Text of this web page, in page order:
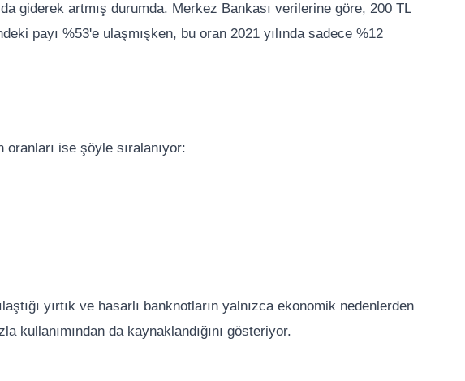
giderek artmış durumda. Merkez Bankası verilerine göre, 200 TL
payı %53'e ulaşmışken, bu oran 2021 yılında sadece %12
ise şöyle sıralanıyor:
yırtık ve hasarlı banknotların yalnızca ekonomik nedenlerden
kullanımından da kaynaklandığını gösteriyor.